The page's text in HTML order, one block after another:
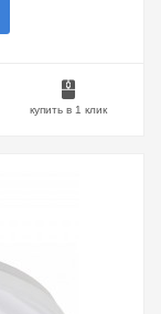
купить в 1 клик